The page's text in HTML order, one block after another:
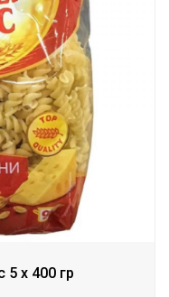
5 x 400 гр